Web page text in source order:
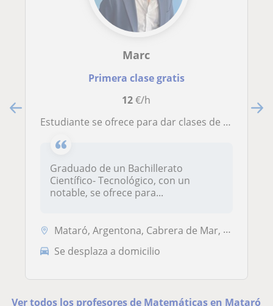
Marc
Primera clase gratis
12€/h
Estudiante se ofrece para dar clases de materias del científico-tecnológico
Graduado de un Bachillerato
Científico- Tecnológico, con un
notable, se ofrece para...
Mataró, Argentona, Cabrera de Mar, Sant Andreu de Llavaneres
Se desplaza a domicilio
Ver todos los profesores de Matemáticas en Mataró